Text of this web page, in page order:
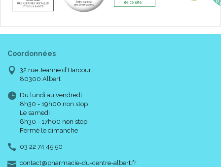
Coordonnées
32 rue Jeanne d’Harcourt
80300 Albert
Du lundi au vendredi
8h30 - 19h00 non stop
Le samedi
8h30 - 17h00 non stop
Fermé le dimanche
03 22 74 45 50
contact-
@-
pharmacie-du-centre-albert.fr